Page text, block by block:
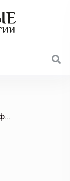
/ Сбер выяснил, как россияне видят финансовую независимость